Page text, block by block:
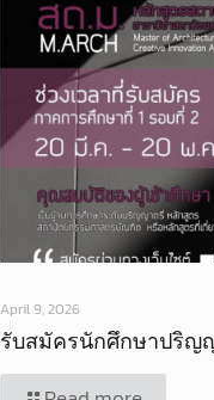
April 9, 2026
รับสมัครนักศึกษาปริญ